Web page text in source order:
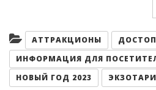
Категории:
АТТРАКЦИОНЫ
ИНФОРМАЦИЯ ДЛЯ
НОВЫЙ ГОД 2023